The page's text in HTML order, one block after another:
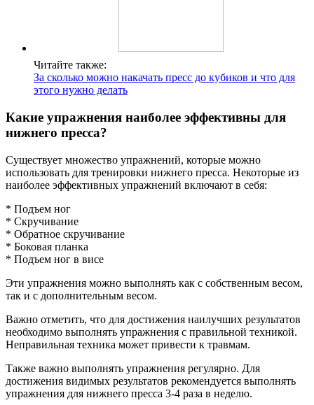
Читайте также:
За сколько можно накачать пресс до кубиков и что для
этого нужно делать
Какие упражнения наиболее эффективны для
нижнего пресса?
Существует множество упражнений, которые можно
использовать для тренировки нижнего пресса. Некоторые из
наиболее эффективных упражнений включают в себя:
* Подъем ног
* Скручивание
* Обратное скручивание
* Боковая планка
* Подъем ног в висе
Эти упражнения можно выполнять как с собственным весом,
так и с дополнительным весом.
Важно отметить, что для достижения наилучших результатов
необходимо выполнять упражнения с правильной техникой.
Неправильная техника может привести к травмам.
Также важно выполнять упражнения регулярно. Для
достижения видимых результатов рекомендуется выполнять
упражнения для нижнего пресса 3-4 раза в неделю.